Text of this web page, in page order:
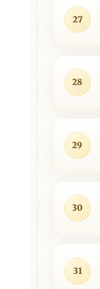
27
28
29
30
31